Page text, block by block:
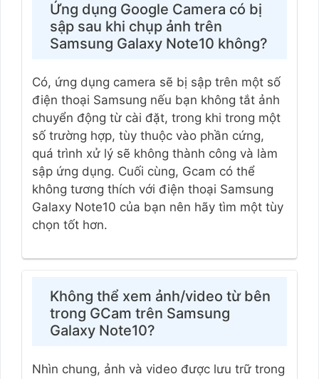
Ứng dụng Google Camera có bị
sập sau khi chụp ảnh trên
Samsung Galaxy Note10 không?
Có, ứng dụng camera sẽ bị sập trên một số
điện thoại Samsung nếu bạn không tắt ảnh
chuyển động từ cài đặt, trong khi trong một
số trường hợp, tùy thuộc vào phần cứng,
quá trình xử lý sẽ không thành công và làm
sập ứng dụng. Cuối cùng, Gcam có thể
không tương thích với điện thoại Samsung
Galaxy Note10 của bạn nên hãy tìm một tùy
chọn tốt hơn.
Không thể xem ảnh/video từ bên
trong GCam trên Samsung
Galaxy Note10?
Nhìn chung, ảnh và video được lưu trữ trong